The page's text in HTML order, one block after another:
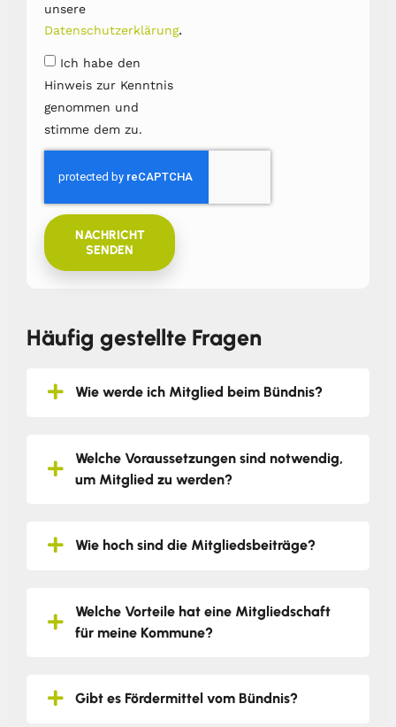
unsere
Datenschutzerklärung.
Ich habe den
Hinweis zur Kenntnis
genommen und
stimme dem zu.
NACHRICHT
SENDEN
Häufig gestellte Fragen
Wie werde ich Mitglied beim Bündnis?
Welche Voraussetzungen sind notwendig,
um Mitglied zu werden?
Wie hoch sind die Mitgliedsbeiträge?
Welche Vorteile hat eine Mitgliedschaft
für meine Kommune?
Gibt es Fördermittel vom Bündnis?